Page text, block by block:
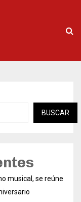
BUSCAR
musical, se reúne